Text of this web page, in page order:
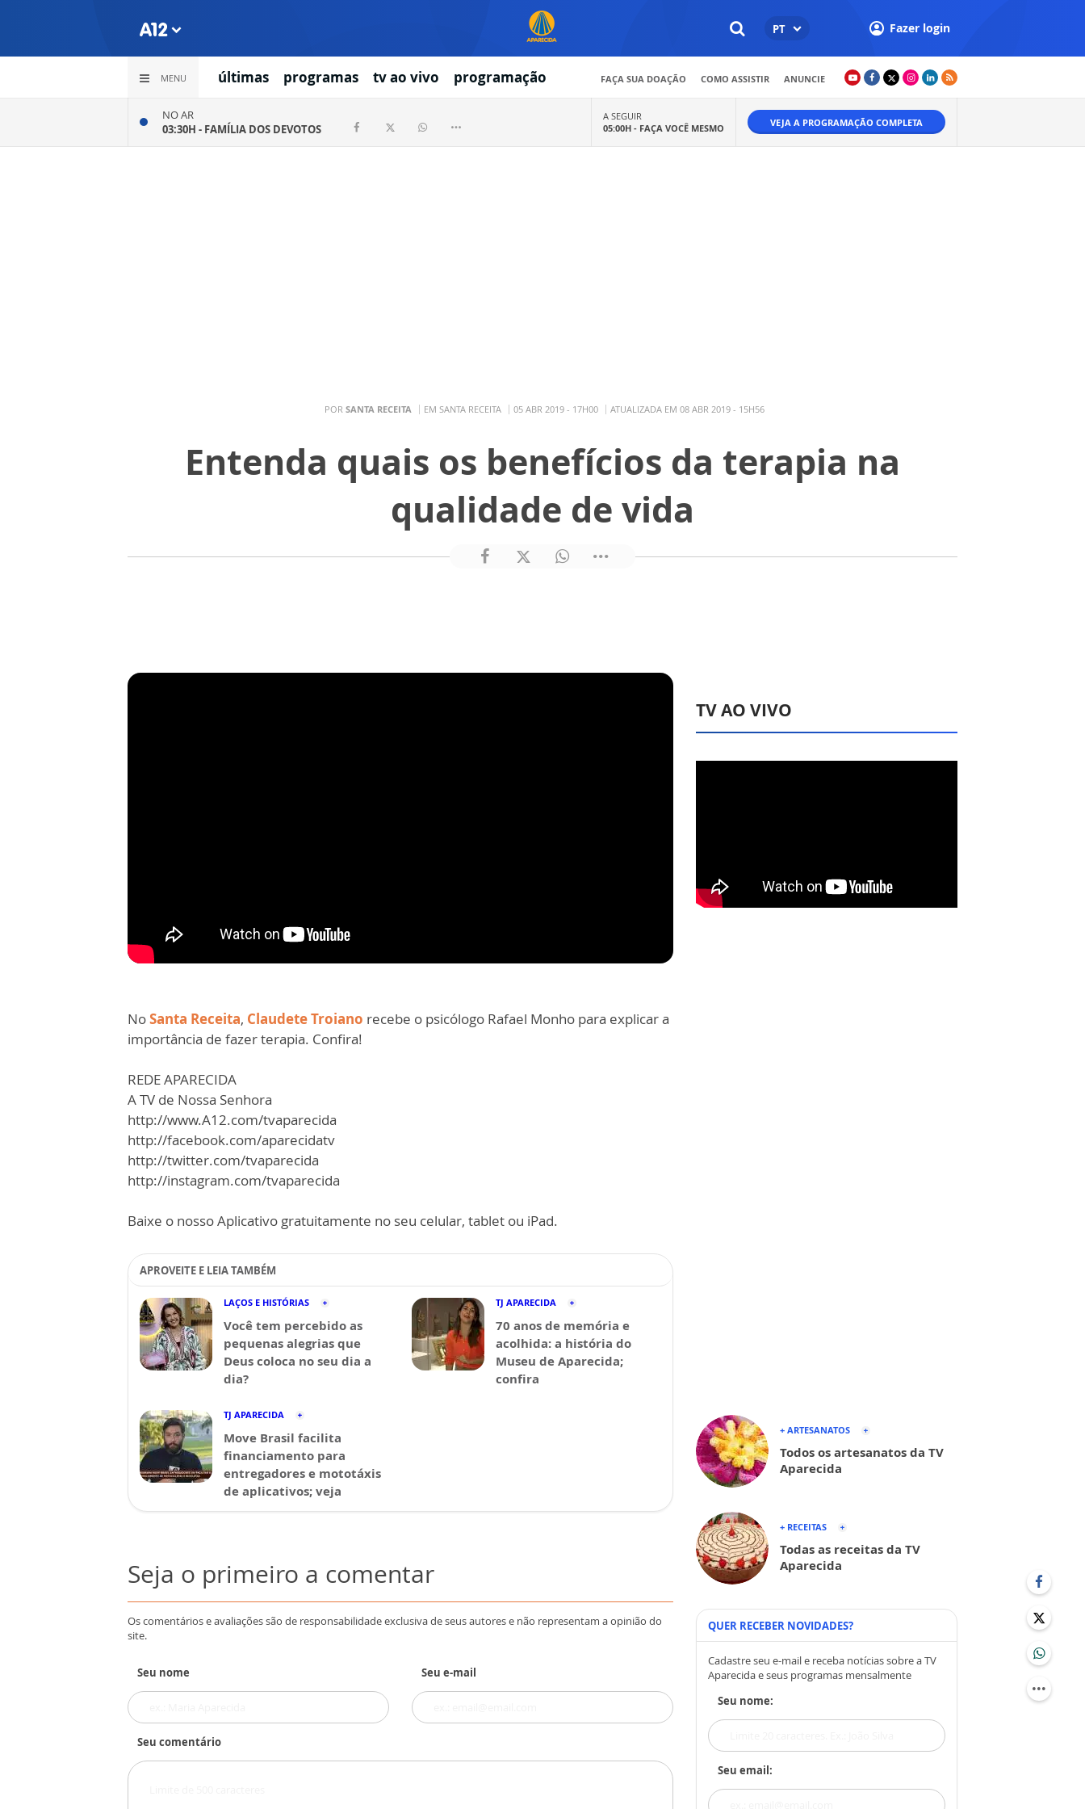
PT Fazer login
MENU últimas programas tv ao vivo programação FAÇA SUA DOAÇÃO COMO ASSISTIR ANUNCIE
NO AR
03:30H - FAMÍLIA DOS DEVOTOS
A SEGUIR
05:00H - FAÇA VOCÊ MESMO VEJA A PROGRAMAÇÃO COMPLETA
POR SANTA RECEITA EM SANTA RECEITA 05 ABR 2019 - 17H00 ATUALIZADA EM 08 ABR 2019 - 15H56
Entenda quais os benefícios da terapia na
qualidade de vida
NoSanta Receita, Claudete Troiano recebe o psicólogo Rafael Monho para explicar a
importância de fazer terapia. Confira!
REDE APARECIDA
A TV de Nossa Senhora
http://www.A12.com/tvaparecida
http://facebook.com/aparecidatv
http://twitter.com/tvaparecida
http://instagram.com/tvaparecida
Baixe o nosso Aplicativo gratuitamente no seu celular, tablet ou iPad.
APROVEITE E LEIA TAMBÉM
LAÇOS E HISTÓRIAS
Você tem percebido as
pequenas alegrias que
Deus coloca no seu dia a
dia?
TJ APARECIDA
70 anos de memória e
acolhida: a história do
Museu de Aparecida;
confira
TJ APARECIDA
Move Brasil facilita
financiamento para
entregadores e mototáxis
de aplicativos; veja
Seja o primeiro a comentar
Os comentários e avaliações são de responsabilidade exclusiva de seus autores e não representam a opinião do
site.
Seu nome Seu e-mail
Seu comentário
TV AO VIVO
+ ARTESANATOS
Todos os artesanatos da TV
Aparecida
+ RECEITAS
Todas as receitas da TV
Aparecida
QUER RECEBER NOVIDADES?
Cadastre seu e-mail e receba notícias sobre a TV
Aparecida e seus programas mensalmente
Seu nome:
Seu email: